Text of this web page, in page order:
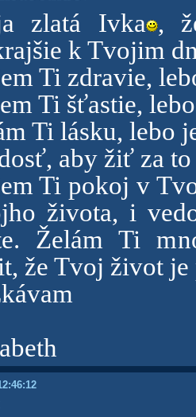
zlatá Ivka ,
k Tvojim
Ti zdravie,
Ti šťastie,
Ti lásku, lebo
aby žiť za to
Ti pokoj v
života, i
Želám Ti
že Tvoj život